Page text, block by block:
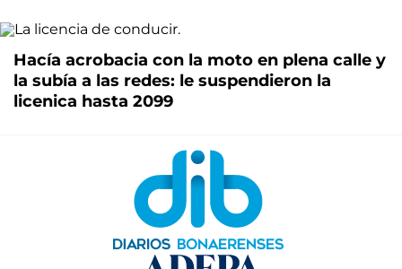
Hacía acrobacia con la moto en plena calle y
la subía a las redes: le suspendieron la
licenica hasta 2099